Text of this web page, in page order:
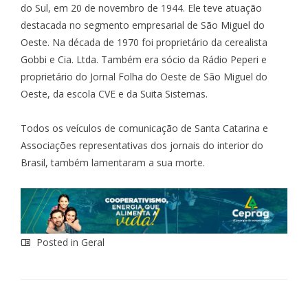
do Sul, em 20 de novembro de 1944. Ele teve atuação
destacada no segmento empresarial de São Miguel do
Oeste. Na década de 1970 foi proprietário da cerealista
Gobbi e Cia. Ltda. Também era sócio da Rádio Peperi e
proprietário do Jornal Folha do Oeste de São Miguel do
Oeste, da escola CVE e da Suita Sistemas.
Todos os veículos de comunicação de Santa Catarina e
Associações representativas dos jornais do interior do
Brasil, também lamentaram a sua morte.
Posted in Geral